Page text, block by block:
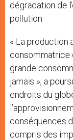
dégradation de
pollution.
« La production
consommatrice
grande
jamais », a
endroits du
conséquences
compris des